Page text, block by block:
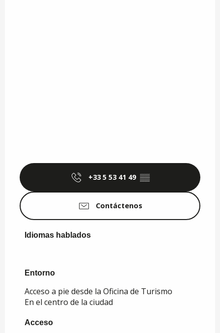
+33 5 53 41 49 ▒▒
Contáctenos
Idiomas hablados
Idiomas hablados
Entorno
Entorno
Acceso a pie desde la Oficina de Turismo
En el centro de la ciudad
Acceso
Acceso